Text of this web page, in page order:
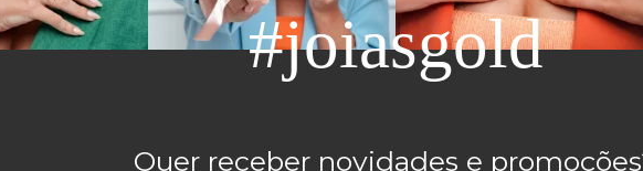
#joiasgold
Quer receber novidades e